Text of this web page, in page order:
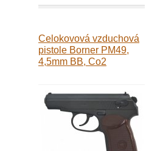
Celokovová vzduchová
pistole Borner PM49,
4,5mm BB, Co2